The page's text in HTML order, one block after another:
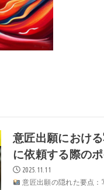
意匠出願におけ
に依頼する際の
2025.11.11
意匠出願の隠れた要点：